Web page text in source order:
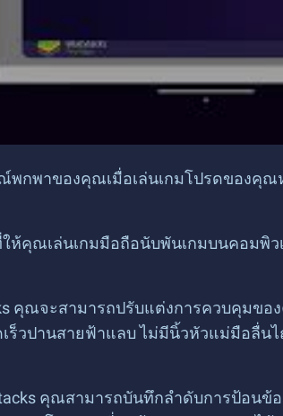
พกพาของคุณเมื่อเล่นเกมโปรดของคุ
ให้คุณเล่นเกมมือถือนับพันเกมบนคอม
คุณจะสามารถปรับแต่งการควบคุม
ร็วปานสายฟ้าแลบ ไม่มีนิ้วหัวแม่มือลื่
คุณสามารถบันทึกลำดับการป้อน